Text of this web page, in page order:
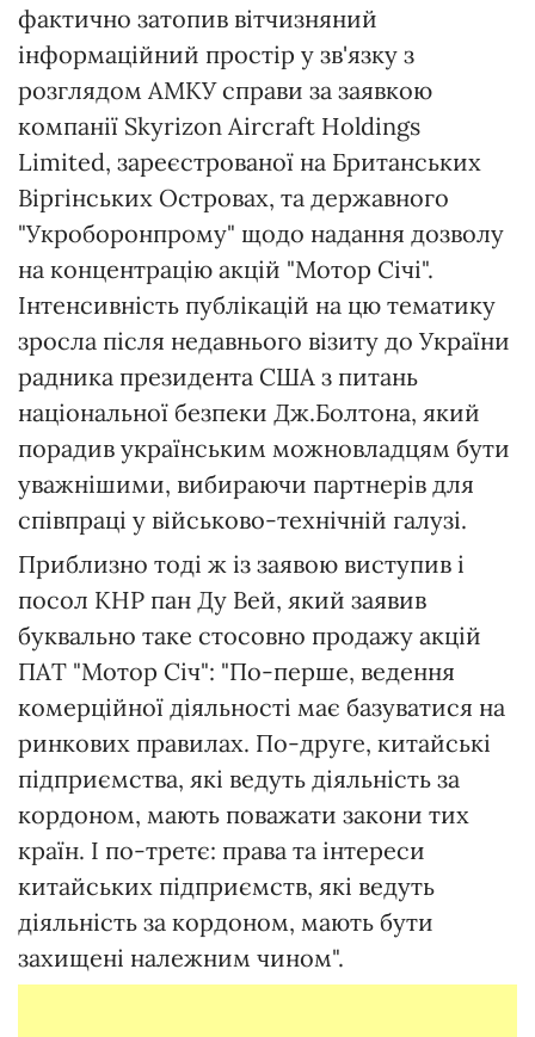
фактично затопив вітчизняний
інформаційний простір у зв'язку з
розглядом АМКУ справи за заявкою
компанії Skyrizon Aircraft Holdings
Limited, зареєстрованої на Британських
Віргінських Островах, та державного
"Укроборонпрому" щодо надання дозволу
на концентрацію акцій "Мотор Січі".
Інтенсивність публікацій на цю тематику
зросла після недавнього візиту до України
радника президента США з питань
національної безпеки Дж.Болтона, який
порадив українським можновладцям бути
уважнішими, вибираючи партнерів для
співпраці у військово-технічній галузі.
Приблизно тоді ж із заявою виступив і
посол КНР пан Ду Вей, який заявив
буквально таке стосовно продажу акцій
ПАТ "Мотор Січ": "По-перше, ведення
комерційної діяльності має базуватися на
ринкових правилах. По-друге, китайські
підприємства, які ведуть діяльність за
кордоном, мають поважати закони тих
країн. І по-третє: права та інтереси
китайських підприємств, які ведуть
діяльність за кордоном, мають бути
захищені належним чином".